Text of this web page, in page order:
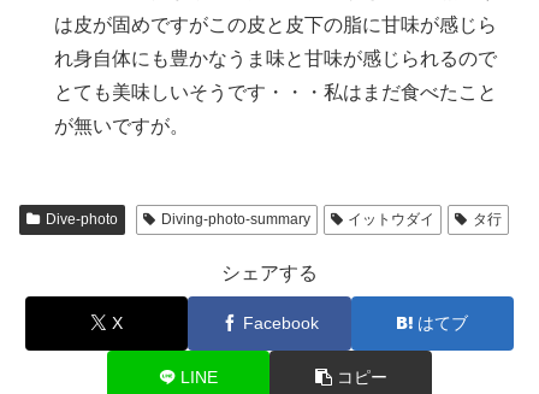
は皮が固めですがこの皮と皮下の脂に甘味が感じら
れ身自体にも豊かなうま味と甘味が感じられるので
とても美味しいそうです・・・私はまだ食べたこと
が無いですが。
Dive-photo Diving-photo-summary イットウダイ タ行
シェアする
X Facebook はてブ
LINE コピー